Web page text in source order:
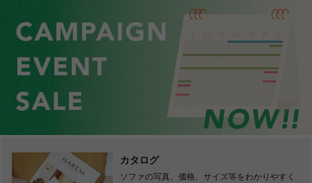
カタログ
ソファの写真、価格、サイズ等をわかりやすく